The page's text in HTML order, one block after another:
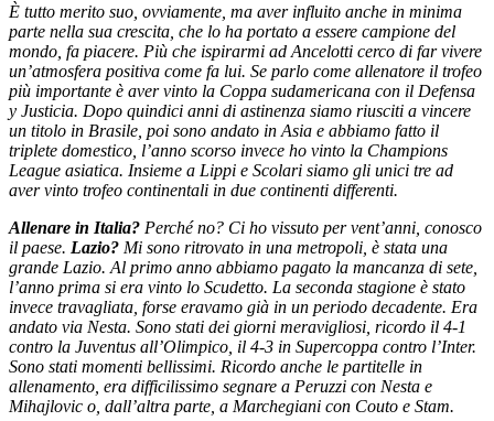
È tutto merito suo, ovviamente, ma aver influito anche in minima
parte nella sua crescita, che lo ha portato a essere campione del
mondo, fa piacere. Più che ispirarmi ad Ancelotti cerco di far vivere
un’atmosfera positiva come fa lui. Se parlo come allenatore il trofeo
più importante è aver vinto la Coppa sudamericana con il Defensa
y Justicia. Dopo quindici anni di astinenza siamo riusciti a vincere
un titolo in Brasile, poi sono andato in Asia e abbiamo fatto il
triplete domestico, l’anno scorso invece ho vinto la Champions
League asiatica. Insieme a Lippi e Scolari siamo gli unici tre ad
aver vinto trofeo continentali in due continenti differenti.
Allenare in Italia? Perché no? Ci ho vissuto per vent’anni, conosco
il paese. Lazio? Mi sono ritrovato in una metropoli, è stata una
grande Lazio. Al primo anno abbiamo pagato la mancanza di sete,
l’anno prima si era vinto lo Scudetto. La seconda stagione è stato
invece travagliata, forse eravamo già in un periodo decadente. Era
andato via Nesta. Sono stati dei giorni meravigliosi, ricordo il 4-1
contro la Juventus all’Olimpico, il 4-3 in Supercoppa contro l’Inter.
Sono stati momenti bellissimi. Ricordo anche le partitelle in
allenamento, era difficilissimo segnare a Peruzzi con Nesta e
Mihajlovic o, dall’altra parte, a Marchegiani con Couto e Stam.